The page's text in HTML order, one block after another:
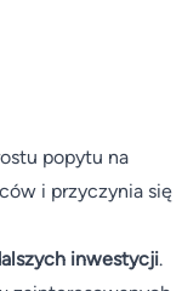
popytu na
i przyczynia się
inwestycji.